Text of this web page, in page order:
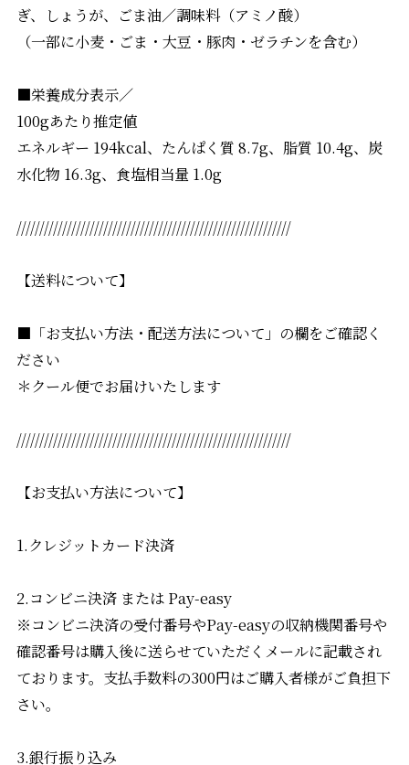
ぎ、しょうが、ごま油／調味料（アミノ酸）
（一部に小麦・ごま・大豆・豚肉・ゼラチンを含む）
■栄養成分表示／
100gあたり推定値
エネルギー 194kcal、たんぱく質 8.7g、脂質 10.4g、炭
水化物 16.3g、食塩相当量 1.0g
////////////////////////////////////////////////////////////
【送料について】
■「お支払い方法・配送方法について」の欄をご確認く
ださい
＊クール便でお届けいたします
////////////////////////////////////////////////////////////
【お支払い方法について】
1.クレジットカード決済
2.コンビニ決済 または Pay-easy
※コンビニ決済の受付番号やPay-easyの収納機関番号や
確認番号は購入後に送らせていただくメールに記載され
ております。支払手数料の300円はご購入者様がご負担下
さい。
3.銀行振り込み